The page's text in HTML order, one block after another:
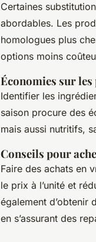
Certaines
abordables. Les
homologues plus
options moins
Économies sur
Identifier les
saison procure des
mais aussi nutritifs,
Conseils pour
Faire des achats en
le prix à l’unité et
également d’obtenir
en s’assurant des